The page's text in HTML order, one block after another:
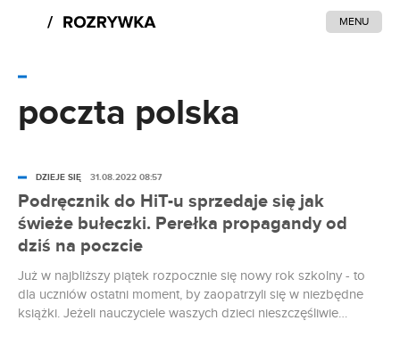
MENU
poczta polska
Podręcznik do HiT-u sprzedaje się jak
świeże bułeczki. Perełka propagandy od
dziś na poczcie
Już w najbliższy piątek rozpocznie się nowy rok szkolny - to
dla uczniów ostatni moment, by zaopatrzyli się w niezbędne
książki. Jeżeli nauczyciele waszych dzieci nieszczęśliwie
DZIEJE SIĘ 31.08.2022 08:57